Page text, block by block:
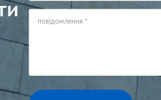
повідомлення *